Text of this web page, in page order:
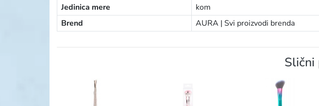
Jedinica mere
kom
Brend
AURA | Svi proizvodi brenda
Slični